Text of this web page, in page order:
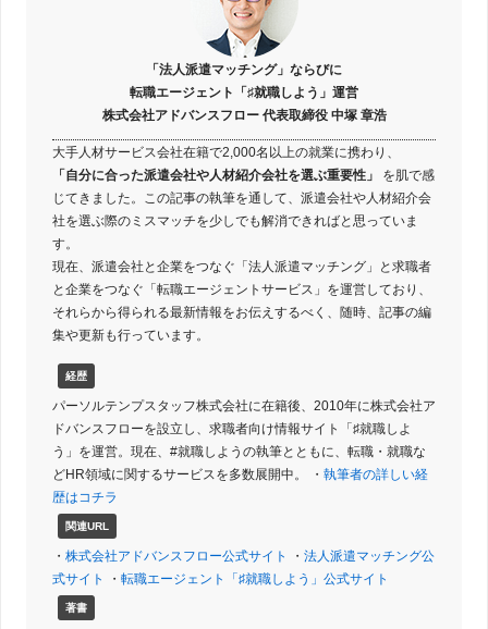
「法人派遣マッチング」ならびに
転職エージェント「♯就職しよう」運営
株式会社アドバンスフロー 代表取締役 中塚 章浩
大手人材サービス会社在籍で2,000名以上の就業に携わり、
「自分に合った派遣会社や人材紹介会社を選ぶ重要性」
を肌で感
じてきました。この記事の執筆を通して、派遣会社や人材紹介会
社を選ぶ際のミスマッチを少しでも解消できればと思っていま
す。
現在、派遣会社と企業をつなぐ「法人派遣マッチング」と求職者
と企業をつなぐ「転職エージェントサービス」を運営しており、
それらから得られる最新情報をお伝えするべく、随時、記事の編
集や更新も行っています。
経歴
パーソルテンプスタッフ株式会社に在籍後、2010年に株式会社ア
ドバンスフローを設立し、求職者向け情報サイト「♯就職しよ
う」を運営。現在、#就職しようの執筆とともに、転職・就職な
どHR領域に関するサービスを多数展開中。 ・ 執筆者の詳しい経
歴はコチラ
関連URL
・ 株式会社アドバンスフロー公式サイト ・ 法人派遣マッチング公
式サイト
・ 転職エージェント「♯就職しよう」公式サイト
著書